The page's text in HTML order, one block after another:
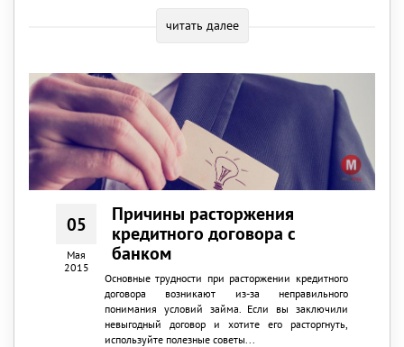
читать далее
05
Мая
2015
Причины расторжения
кредитного договора с
банком
Основные трудности при расторжении кредитного
договора возникают из-за неправильного
понимания условий займа. Если вы заключили
невыгодный договор и хотите его расторгнуть,
используйте полезные советы...